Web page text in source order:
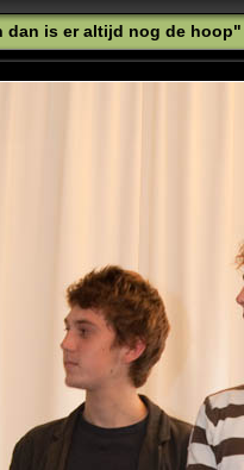
dan is er altijd nog de hoop"